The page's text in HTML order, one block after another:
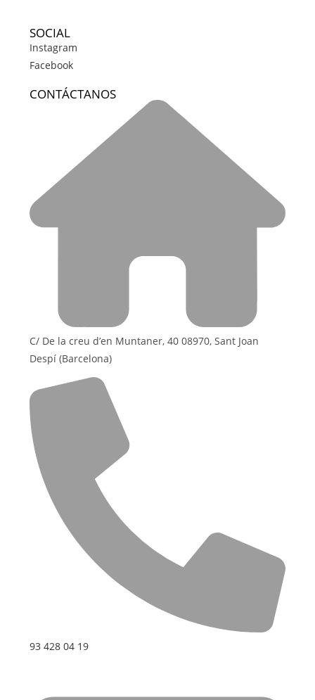
SOCIAL
Instagram
Facebook
CONTÁCTANOS
C/ De la creu d’en Muntaner, 40 08970, Sant Joan
Despí (Barcelona)
93 428 04 19